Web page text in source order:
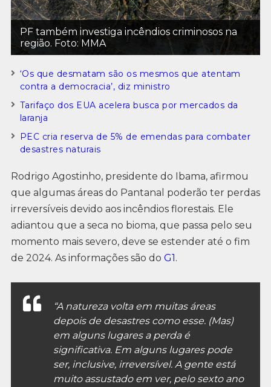
PF também investiga incêndios criminosos na
região. Foto: MMA
‘Os que desmatam são os mesmos que atentam
contra a democracia’, diz ministro
Tarifaço dos EUA acelera busca por mercados da
laranja
PEC cria reserva de 5% de emendas para combater
desastres naturais
Rodrigo Agostinho, presidente do Ibama, afirmou
que algumas áreas do Pantanal poderão ter perdas
irreversíveis devido aos incêndios florestais. Ele
adiantou que a seca no bioma, que passa pelo seu
momento mais severo, deve se estender até o fim
de 2024. As informações são do G1.
“A natureza volta em muitas áreas
depois de desastres como esse. (Mas)
em alguns lugares a perda é
significativa. Em alguns lugares pode
ser, inclusive, irreversível. A gente está
muito assustado em ver, pelo sexto ano